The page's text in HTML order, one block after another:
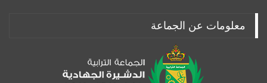
معلومات عن الجماعة